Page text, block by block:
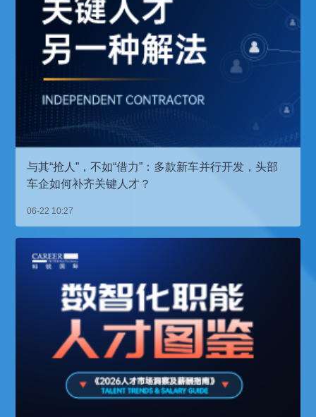
与其“抢人”，不如“借力”：多款新车并行开发，头部
车企如何补齐关键人才？
06-22 10:27